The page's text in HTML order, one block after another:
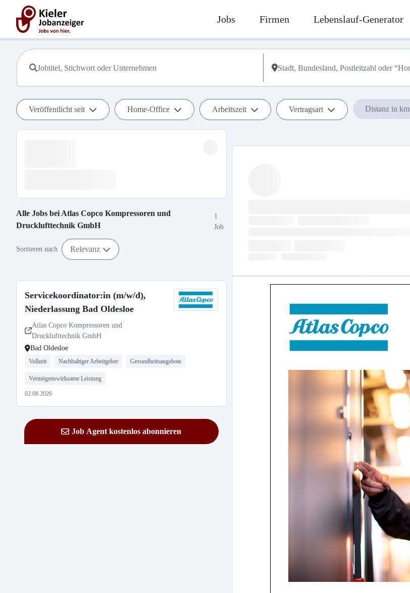
Jobs Firmen Lebenslauf-Generator
Veröffentlicht seit Home-Office Arbeitszeit Vertragsart Distanz in km
Alle Jobs bei Atlas Copco Kompressoren und
Drucklufttechnik GmbH
1
Job
Sortieren nach Relevanz
Servicekoordinator:in (m/w/d),
Niederlassung Bad Oldesloe
Atlas Copco Kompressoren und
Drucklufttechnik GmbH
Bad Oldesloe
Vollzeit Nachhaltiger Arbeitgeber Gesundheitsangebote
Vermögenswirksame Leistung
02.08.2026
Job Agent kostenlos abonnieren